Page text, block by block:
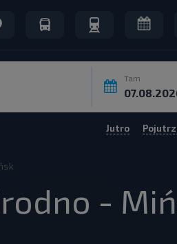
Tam
Jutro
-